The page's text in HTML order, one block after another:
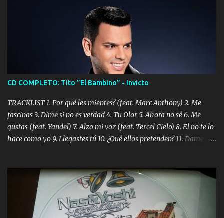
CD COMPLETO: Tito ”El Bambino” - Invicto
TRACKLIST 1. Por qué les mientes? (feat. Marc Anthony) 2. Me
fascinas 3. Dime si no es verdad 4. Tu Olor 5. Ahora no sé 6. Me
gustas (feat. Yandel) 7. Alzo mi voz (feat. Tercel Cielo) 8. El no te lo
hace como yo 9. Llegastes tú 10. ¿Qué ellos pretenden? 11. Dame la
Digital Booklet – Invicto ----------------------------- Nota:
Album proposto al massimo della qualità in formato iTunes Plus
AAC M4A; comprato su iTunes e a disposizione vostra per il
download. REGGAETON ITALIA Nosotros Somos Los Del